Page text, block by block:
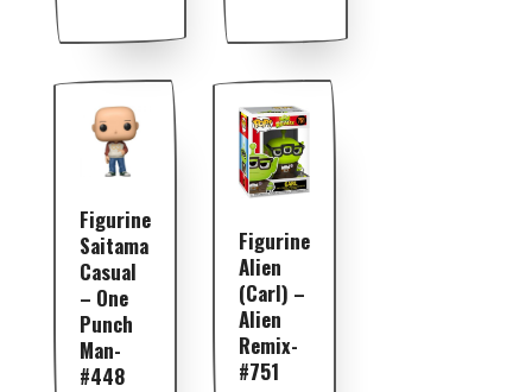
Figurine
Saitama
Casual
– One
Punch
Man-
#448
Figurine
Alien
(Carl) –
Alien
Remix-
#751